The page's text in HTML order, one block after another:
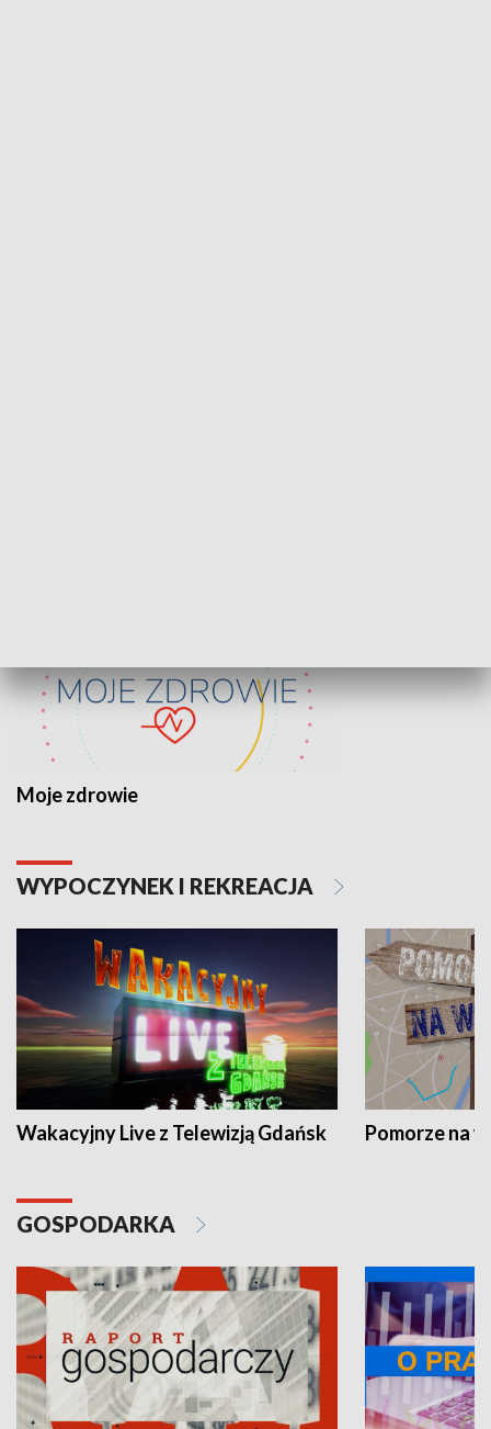
Moje zdrowie
WYPOCZYNEK I REKREACJA
Wakacyjny Live z Telewizją Gdańsk Pomorze na
GOSPODARKA